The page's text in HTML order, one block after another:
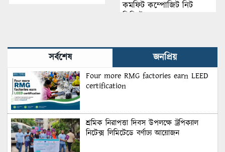
কমফিট কম্পোজিট নিট
লিমিটেড
সর্বশেষ জনপ্রিয়
Four more RMG factories earn LEED
certification
শ্রমিক নিরাপত্তা দিবস উপলক্ষে ট্রপিক্যাল
নিটেক্স লিমিটেডে বর্ণাঢ্য আয়োজন